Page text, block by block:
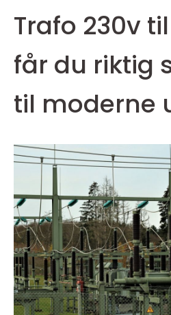
Trafo 230v
får du riktig
til moderne